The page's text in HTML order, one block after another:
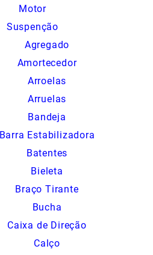
Motor
Suspenção
Agregado
Amortecedor
Arroelas
Arruelas
Bandeja
Barra Estabilizadora
Batentes
Bieleta
Braço Tirante
Bucha
Caixa de Direção
Calço